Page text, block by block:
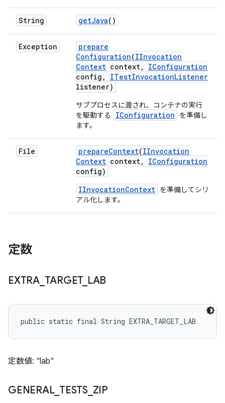
String getJava()
Exception
prepare
Configuration(IInvocation
Context context,
IConfiguration
config , ITestInvocationListener
listener)
サブプロセスに渡され、コンテナの実行
を駆動する
IConfiguration
を準備し
ます。
File prepareContext(IInvocation
Context context,
IConfiguration
config)
IInvocationContext を準備してシリ
アル化します。
定数
EXTRA_ TARGET_ LAB
public static final String EXTRA_TARGET_LAB
定数値: "lab"
GENERAL_ TESTS_ ZIP